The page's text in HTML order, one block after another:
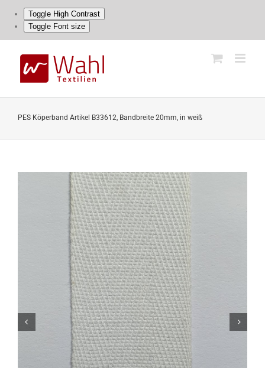
Toggle High Contrast
Toggle Font size
content
PES Köperband Artikel B33612, Bandbreite 20mm, in weiß